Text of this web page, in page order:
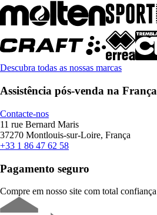
Descubra todas as nossas marcas
Assistência pós-venda na França
Contacte-nos
11 rue Bernard Maris
37270 Montlouis-sur-Loire, França
+33 1 86 47 62 58
Pagamento seguro
Compre em nosso site com total confiança